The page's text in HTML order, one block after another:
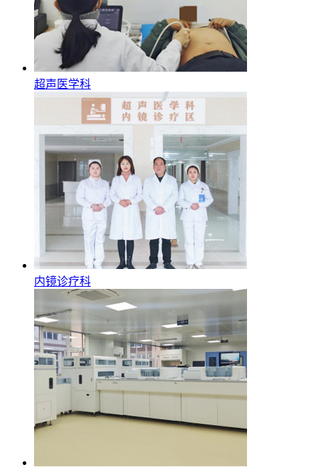
超声医学科
内镜诊疗科